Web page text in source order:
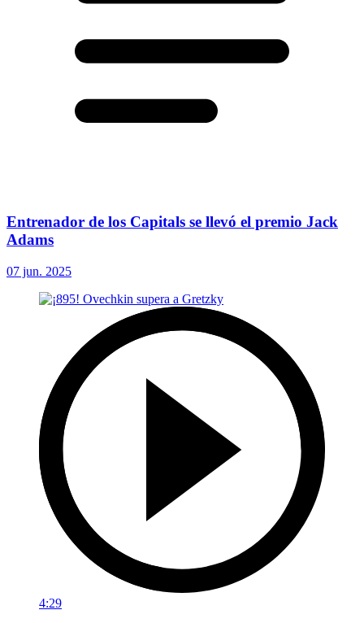
Entrenador de los Capitals se llevó el premio Jack
Adams
07 jun. 2025
4:29